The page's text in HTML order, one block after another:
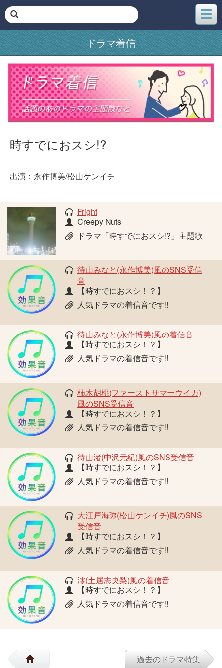
メ
ニ
ュ
ー
ドラマ着信
時すでにおスシ!?
出演：永作博美/松山ケンイチ
Fright
Creepy Nuts
ドラマ「時すでにおスシ!?」主題歌
待山みなと(永作博美)風のSNS受信
音
【時すでにおスシ！？】
人気ドラマの着信音です!!
待山みなと(永作博美)風の着信音
【時すでにおスシ！？】
人気ドラマの着信音です!!
柿木胡桃(ファーストサマーウイカ)
風のSNS受信音
【時すでにおスシ！？】
人気ドラマの着信音です!!
待山渚(中沢元紀)風のSNS受信音
【時すでにおスシ！？】
人気ドラマの着信音です!!
大江戸海弥(松山ケンイチ)風のSNS
受信音
【時すでにおスシ！？】
人気ドラマの着信音です!!
澪(土居志央梨)風の着信音
【時すでにおスシ！？】
人気ドラマの着信音です!!
過去のドラマ特集